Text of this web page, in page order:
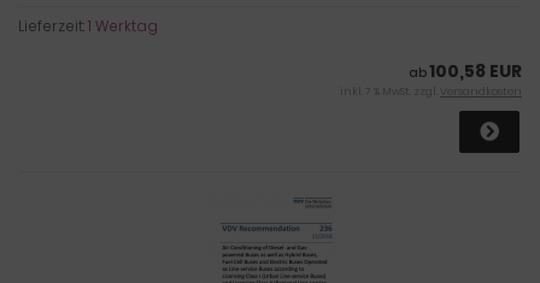
Lieferzeit:1 Werktag
ab100,58 EUR
inkl. 7 % MwSt. zzgl. Versandkosten